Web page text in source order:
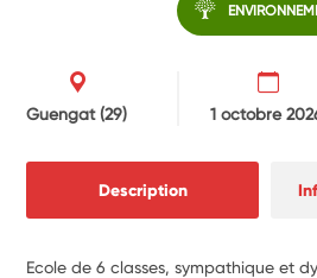
Guengat(29) 1 octobre
Description
Ecole de 6 classes, sympathique et